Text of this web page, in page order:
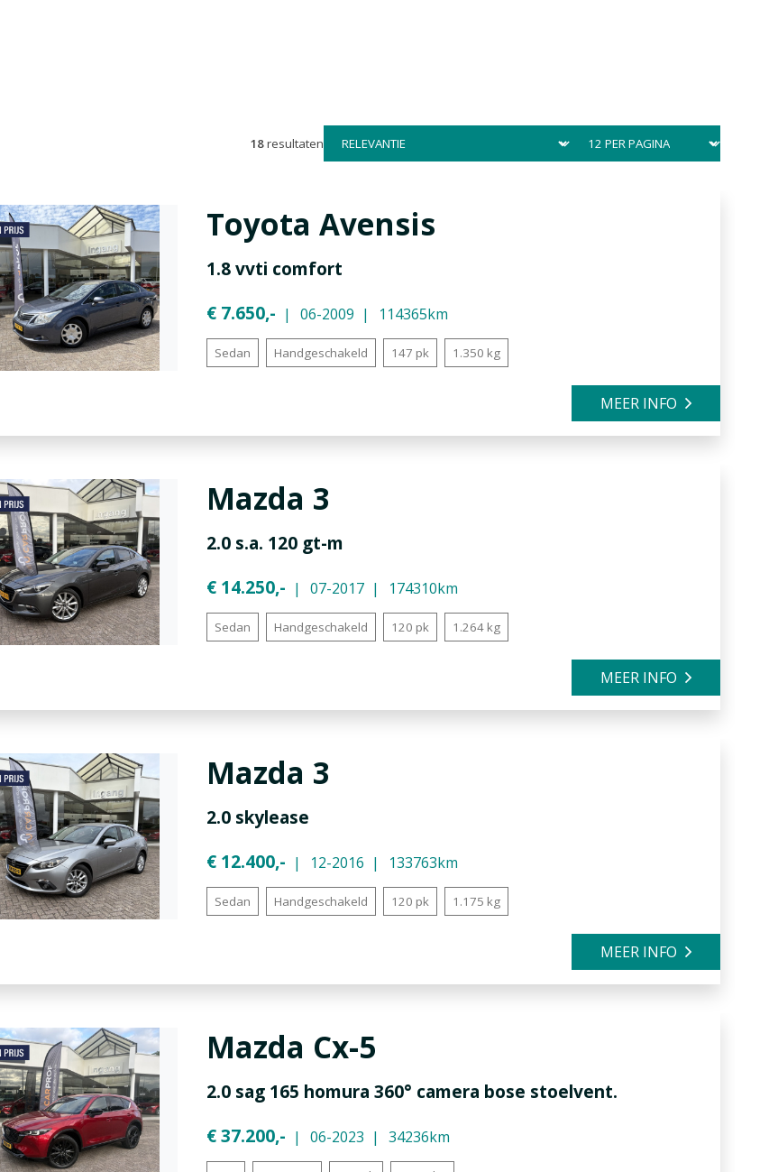
18resultaten
Toyota Avensis
1.8 vvti comfort
€ 7.650,-
06-2009 114365km
Sedan Handgeschakeld 147 pk 1.350 kg
MEER INFO
Mazda 3
2.0 s.a. 120 gt-m
€ 14.250,-
07-2017 174310km
Sedan Handgeschakeld 120 pk 1.264 kg
MEER INFO
Mazda 3
2.0 skylease
€ 12.400,-
12-2016 133763km
Sedan Handgeschakeld 120 pk 1.175 kg
MEER INFO
Mazda Cx-5
2.0 sag 165 homura 360° camera bose stoelvent.
€ 37.200,-
06-2023 34236km